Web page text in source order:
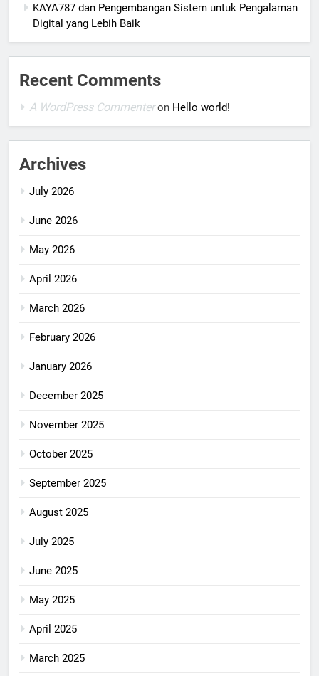
KAYA787 dan Pengembangan Sistem untuk Pengalaman
Digital yang Lebih Baik
Recent Comments
A WordPress Commenteron Hello world!
Archives
July 2026
June 2026
May 2026
April 2026
March 2026
February 2026
January 2026
December 2025
November 2025
October 2025
September 2025
August 2025
July 2025
June 2025
May 2025
April 2025
March 2025